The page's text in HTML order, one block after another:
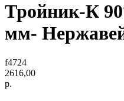
Тройник-К
мм-
f4724
2616,00
р.